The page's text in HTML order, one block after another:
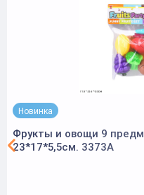
Новинка
Фрукты и овощи 9
23*17*5,5см. 3373A